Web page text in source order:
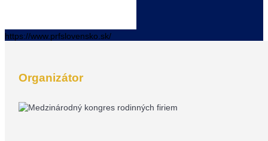
https://www.prfslovensko.sk/
Organizátor